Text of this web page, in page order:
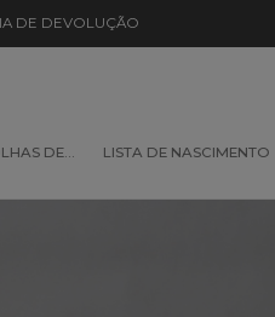
DE DEVOLUÇÃO
DE… LISTA DE NASCIMENTO